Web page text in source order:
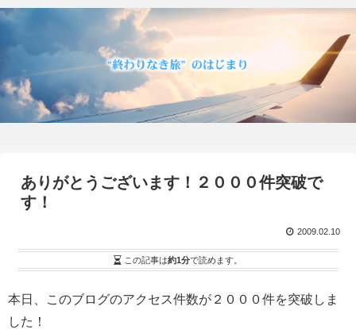
ありがとうございます！２０００件突破で
す！
2009.02.10
この記事は約1分で読めます。
本日、このブログのアクセス件数が２０００件を突破しま
した！